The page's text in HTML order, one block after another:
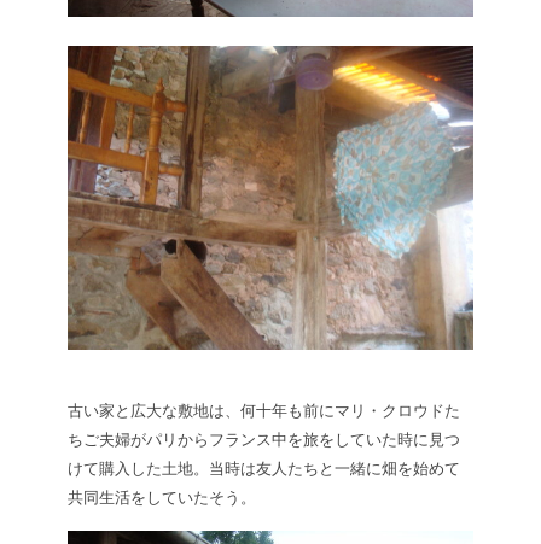
古い家と広大な敷地は、何十年も前にマリ・クロウドた
ちご夫婦がパリからフランス中を旅をしていた時に見つ
けて購入した土地。当時は友人たちと一緒に畑を始めて
共同生活をしていたそう。